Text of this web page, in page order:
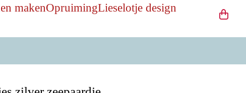
makenOpruimingLieselotje design